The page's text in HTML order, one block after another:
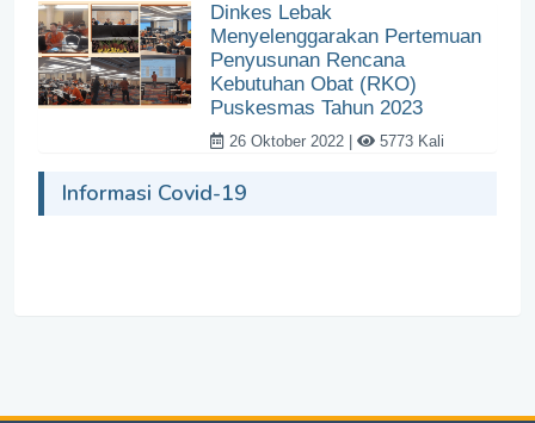
Dinkes Lebak
Menyelenggarakan Pertemuan
Penyusunan Rencana
Kebutuhan Obat (RKO)
Puskesmas Tahun 2023
26 Oktober 2022 | 5773 Kali
Informasi Covid-19